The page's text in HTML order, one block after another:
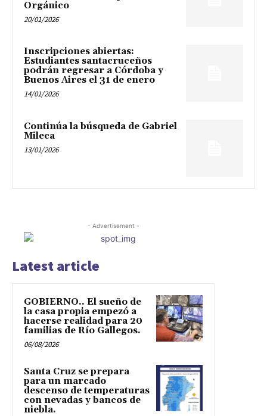
Orgánico
20/01/2026
Inscripciones abiertas:
Estudiantes santacruceños
podrán regresar a Córdoba y
Buenos Aires el 31 de enero
14/01/2026
Continúa la búsqueda de Gabriel
Mileca
13/01/2026
- Advertisement -
Latest article
GOBIERNO.. El sueño de
la casa propia empezó a
hacerse realidad para 20
familias de Río Gallegos.
06/08/2026
Santa Cruz se prepara
para un marcado
descenso de temperaturas
con nevadas y bancos de
niebla.